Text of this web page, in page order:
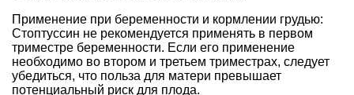
Применение при беременности и кормлении грудью:
Стоптуссин не рекомендуется применять в первом
триместре беременности. Если его применение
необходимо во втором и третьем триместрах, следует
убедиться, что польза для матери превышает
потенциальный риск для плода.